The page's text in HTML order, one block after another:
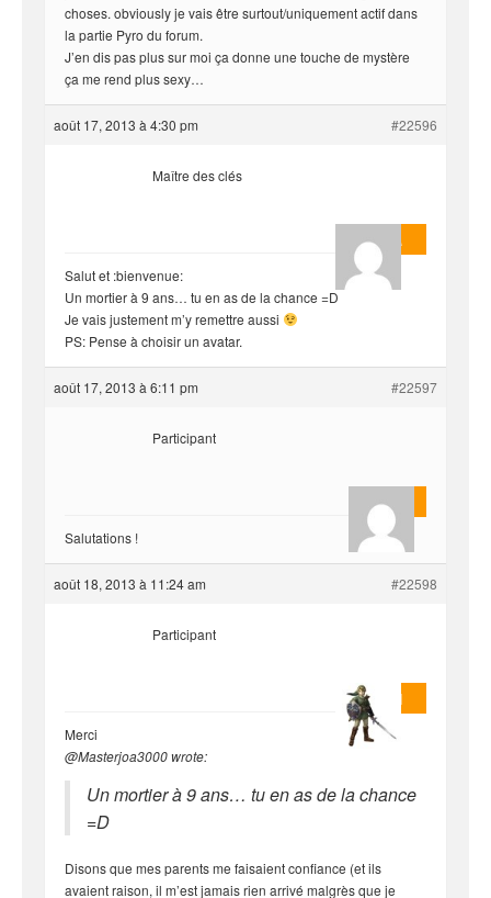
choses. obviously je vais être surtout/uniquement actif dans
la partie Pyro du forum.
J’en dis pas plus sur moi ça donne une touche de mystère
ça me rend plus sexy…
août 17, 2013 à 4:30 pm #22596
Masterjoa
Maître des clés
Salut et :bienvenue:
Un mortier à 9 ans… tu en as de la chance =D
Je vais justement m’y remettre aussi
PS: Pense à choisir un avatar.
août 17, 2013 à 6:11 pm #22597
McBeain
Participant
Salutations !
août 18, 2013 à 11:24 am #22598
Ilanovitch
Participant
Merci
@Masterjoa3000 wrote:
Un mortier à 9 ans… tu en as de la chance
=D
Disons que mes parents me faisaient confiance (et ils
avaient raison, il m’est jamais rien arrivé malgrès que je